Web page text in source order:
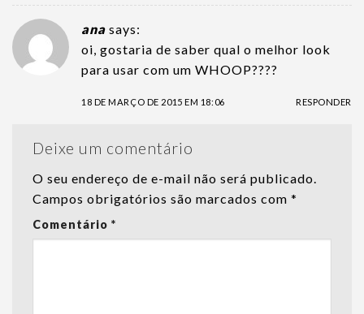
ana says:
oi, gostaria de saber qual o melhor look
para usar com um WHOOP????
18 DE MARÇO DE 2015 EM 18:06 RESPONDER
Deixe um comentário
O seu endereço de e-mail não será publicado.
Campos obrigatórios são marcados com *
Comentário *